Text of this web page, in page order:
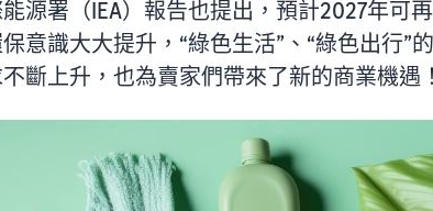
源署（IEA）報告也提出，預計2027年可
意識大大提升，“綠色生活”、“綠色出行
斷上升，也為賣家們帶來了新的商業機遇！